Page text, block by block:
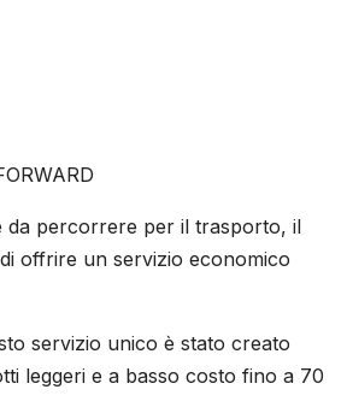
da percorrere per il trasporto, il
offrire un servizio economico
servizio unico è stato creato
leggeri e a basso costo fino a 70